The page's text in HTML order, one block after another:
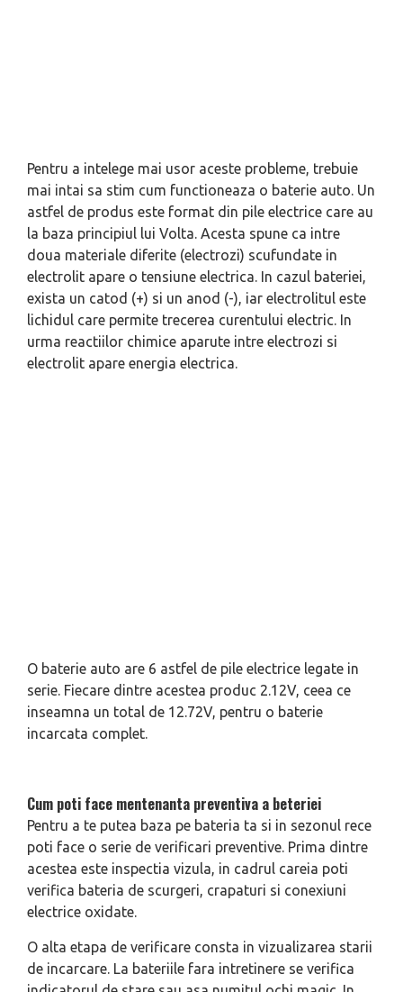
Pentru a intelege mai usor aceste probleme, trebuie
mai intai sa stim cum functioneaza o baterie auto. Un
astfel de produs este format din pile electrice care au
la baza principiul lui Volta. Acesta spune ca intre
doua materiale diferite (electrozi) scufundate in
electrolit apare o tensiune electrica. In cazul bateriei,
exista un catod (+) si un anod (-), iar electrolitul este
lichidul care permite trecerea curentului electric. In
urma reactiilor chimice aparute intre electrozi si
electrolit apare energia electrica.
O baterie auto are 6 astfel de pile electrice legate in
serie. Fiecare dintre acestea produc 2.12V, ceea ce
inseamna un total de 12.72V, pentru o baterie
incarcata complet.
Cum poti face mentenanta preventiva a beteriei
Pentru a te putea baza pe bateria ta si in sezonul rece
poti face o serie de verificari preventive. Prima dintre
acestea este inspectia vizula, in cadrul careia poti
verifica bateria de scurgeri, crapaturi si conexiuni
electrice oxidate.
O alta etapa de verificare consta in vizualizarea starii
de incarcare. La bateriile fara intretinere se verifica